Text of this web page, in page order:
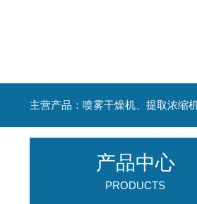
产品中心
PRODUCTS